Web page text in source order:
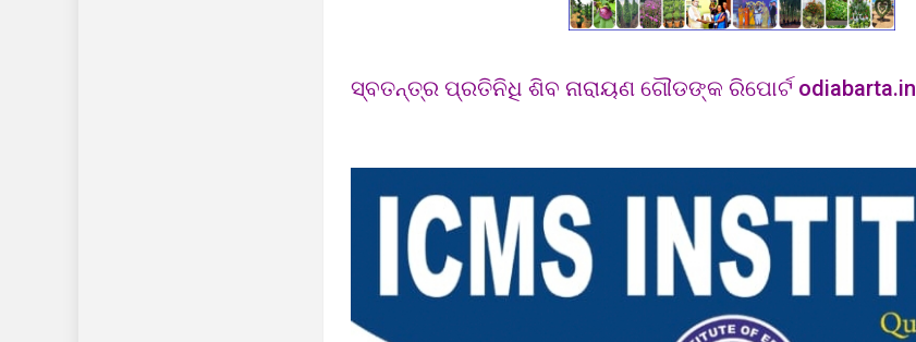
ସ୍ବତନ୍ତ୍ର ପ୍ରତିନିଧି ଶିବ ନାରାୟଣ ଗୌଡଙ୍କ ରିପୋର୍ଟ odiabarta.in